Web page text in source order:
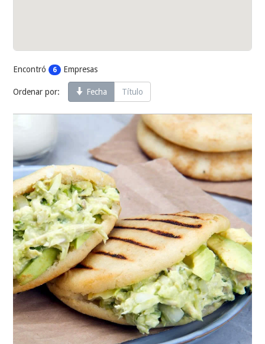
Encontró 6 Empresas
Ordenar por: Fecha Título